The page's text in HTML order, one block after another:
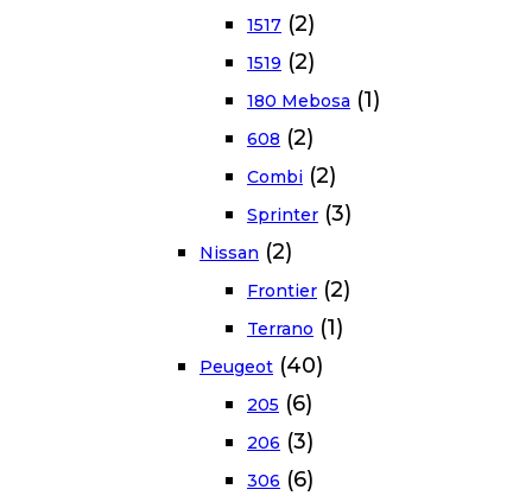
1517 (2)
1519 (2)
180 Mebosa (1)
608 (2)
Combi (2)
Sprinter (3)
Nissan (2)
Frontier (2)
Terrano (1)
Peugeot (40)
205 (6)
206 (3)
306 (6)